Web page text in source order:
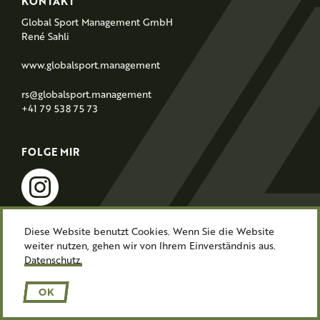
o
o
e
r
Global Sport Management GmbH
René Sahli
www.globalsport.management
rs@globalsport.management
+41 79 538 75 73
FOLGE MIR
instagram
Impressum Datenschutz
© Athlezz 2026
Diese Website benutzt Cookies. Wenn Sie die Website
weiter nutzen, gehen wir von Ihrem Einverständnis aus.
Datenschutz.
OK